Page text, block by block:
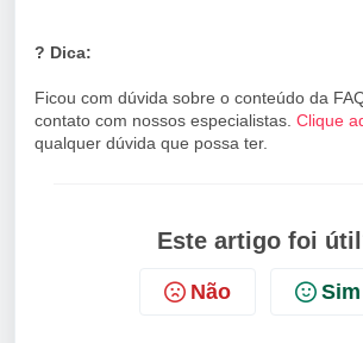
? Dica:
Ficou com dúvida sobre o conteúdo da
contato com nossos especialistas. Clique
qualquer dúvida que possa ter.
Este artigo foi
Não Sim